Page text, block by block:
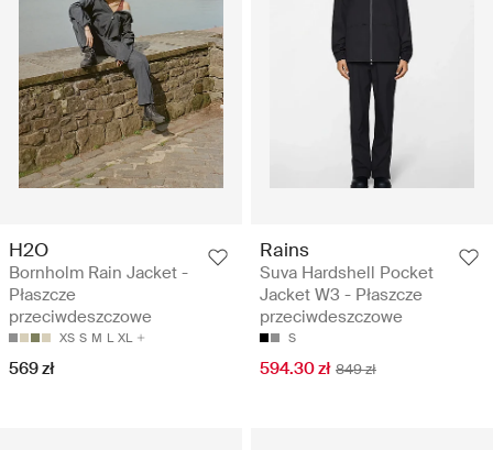
H2O
Bornholm Rain Jacket -
Płaszcze
przeciwdeszczowe
XS S M L XL
569 zł
Rains
Suva Hardshell Pocket
Jacket W3 - Płaszcze
przeciwdeszczowe
S
594.30 zł 849 zł